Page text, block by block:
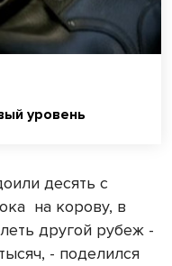
уровень
десять с
на корову, в
другой рубеж -
- поделился